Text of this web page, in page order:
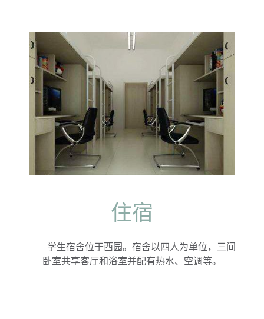
住宿
学生宿舍位于西园。宿舍以四人为单位，三间
卧室共享客厅和浴室并配有热水、空调等。